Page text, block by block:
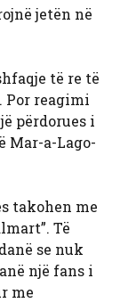
jetën në
të re të
Por reagimi
përdorues i
Mar-a-Lago-
takohen me
Të
se nuk
një fans i
me